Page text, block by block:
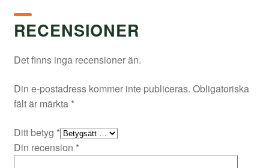
RECENSIONER
Det finns inga recensioner än.
Din e-postadress kommer inte publiceras. Obligatoriska
fält är märkta *
Ditt betyg *
Din recension *